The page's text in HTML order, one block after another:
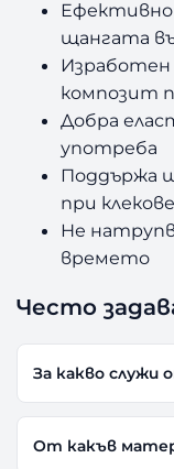
Ефективно
щангата
Изработен
композит
Добра
употреба
Поддържа
при
Не
времето
Често
За какво
От какъв